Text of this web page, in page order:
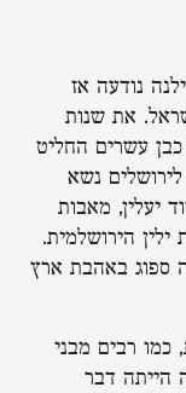
נודעה אז
את שנות
כבן עשרים החליט
נשא
יעלין, מאבות
הירושלמית.
ספוג באהבת ארץ
כמו רבים מבני
הייתה דבר